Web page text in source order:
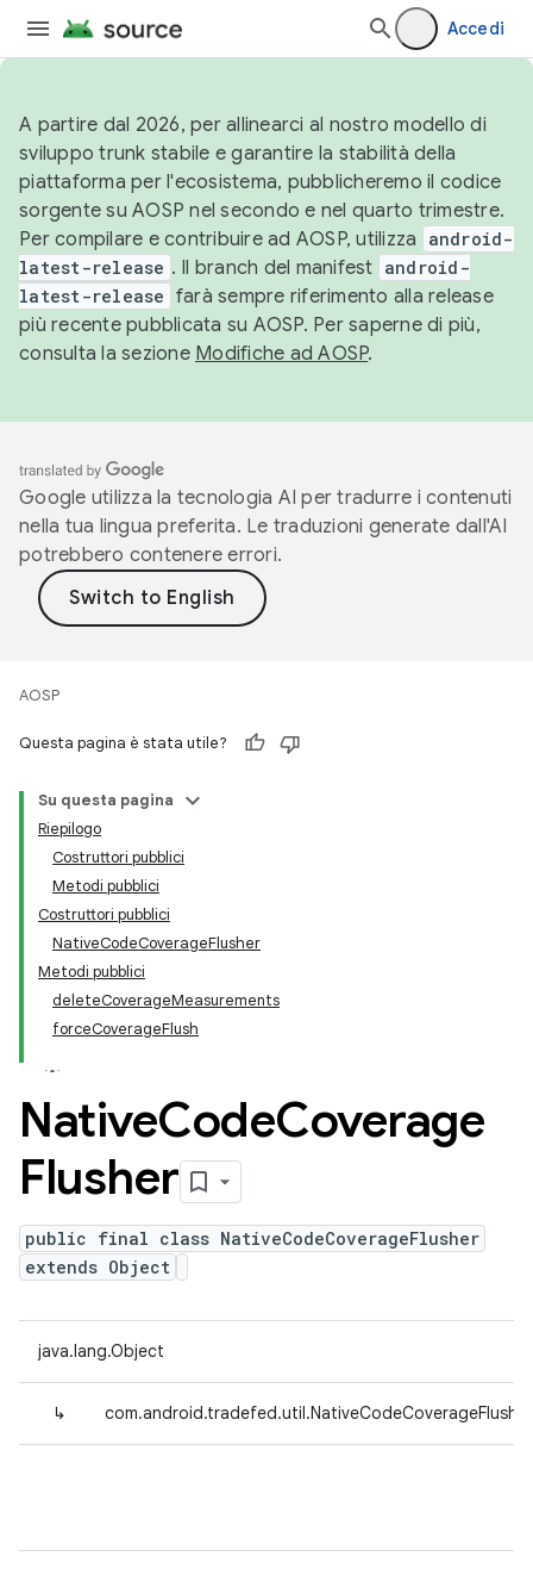
Accedi
A partire dal 2026, per allinearci al nostro modello di
sviluppo trunk stabile e garantire la stabilità della
piattaforma per l'ecosistema, pubblicheremo il codice
sorgente su AOSP nel secondo e nel quarto trimestre.
Per compilare e contribuire ad AOSP, utilizza
android-
latest-release . Il branch del manifest android-
latest-release farà sempre riferimento alla release
più recente pubblicata su AOSP. Per saperne di più,
consulta la sezione Modifiche ad AOSP.
Google utilizza la tecnologia AI per tradurre i contenuti
nella tua lingua preferita. Le traduzioni generate dall'AI
potrebbero contenere errori.
AOSP
Questa pagina è stata utile?
Su questa pagina
Riepilogo
Costruttori pubblici
Metodi pubblici
Costruttori pubblici
NativeCodeCoverageFlusher
Metodi pubblici
deleteCoverageMeasurements
forceCoverageFlush
NativeCodeCoverage
Flusher
public final class NativeCodeCoverageFlusher
extends Object
java.lang.Object
↳ com.android.tradefed.util.NativeCodeCoverageFlusher